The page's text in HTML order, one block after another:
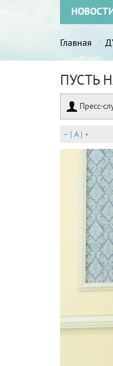
Главная
ПУСТЬ
Пресс-
– | A| +